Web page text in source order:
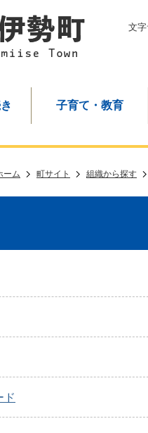
文
子育て・教育
ーム 町サイト 組織から探す
ド